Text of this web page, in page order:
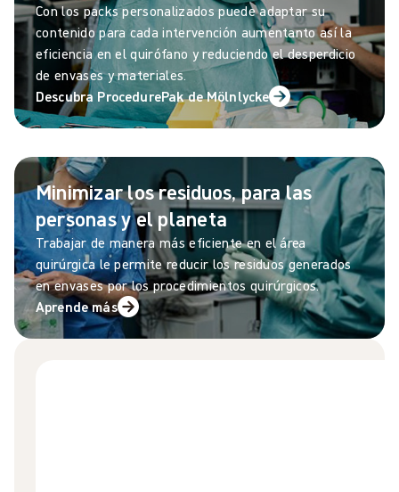
Con los packs personalizados puede adaptar su
contenido para cada intervención aumentanto así la
eficiencia en el quirófano y reduciendo el desperdicio
de envases y materiales.
Descubra ProcedurePak de Mölnlycke
Minimizar los residuos, para las
personas y el planeta
Trabajar de manera más eficiente en el área
quirúrgica le permite reducir los residuos generados
en envases por los procedimientos quirúrgicos.
Aprende más